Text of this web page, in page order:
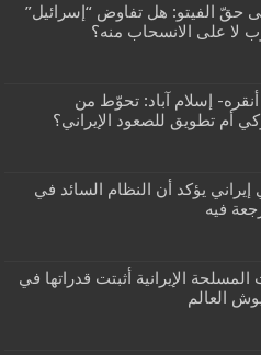
حقّ الفيتو: هل تفاوض “إسرائيل”
لا على الانسحاب منه؟
إسلام آباد: تحوّط من
أم تطويق للصعود الإيراني؟
يؤكد أن النظام السائد في
فيه
الإيرانية أثبتت قدراتها في
العالم